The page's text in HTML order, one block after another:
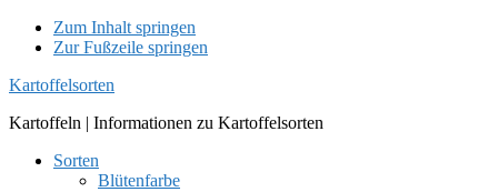
Zum Inhalt springen
Zur Fußzeile springen
Kartoffelsorten
Kartoffeln | Informationen zu Kartoffelsorten
Sorten
Blütenfarbe